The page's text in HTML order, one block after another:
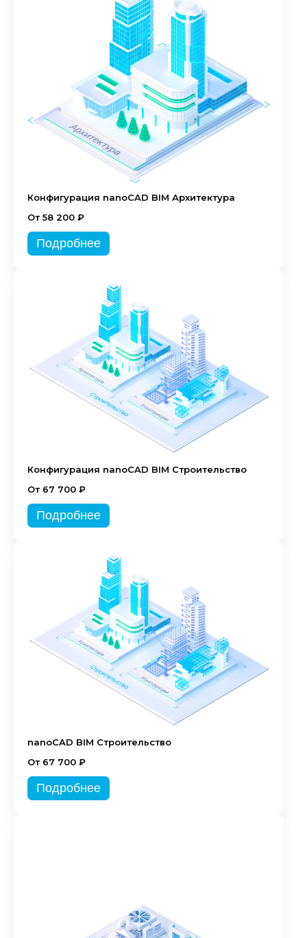
Конфигурация nanoCAD BIM Архитектура
От 58 200 ₽
Подробнее
Конфигурация nanoCAD BIM Строительство
От 67 700 ₽
Подробнее
nanoCAD BIM Строительство
От 67 700 ₽
Подробнее